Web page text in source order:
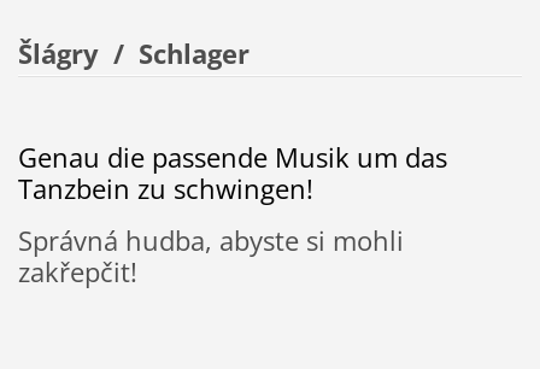
Šlágry / Schlager
Genau die passende Musik um das
Tanzbein zu schwingen!
Správná hudba, abyste si mohli
zakřepčit!